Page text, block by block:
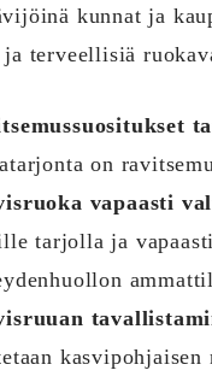
kunnat ja
ja terveellisiä
on
vapaasti
tarjolla ja